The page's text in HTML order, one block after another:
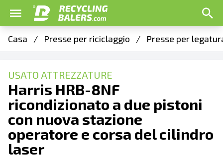
Casa / Presse per riciclaggio / Presse per
USATO ATTREZZATURE
Harris HRB-8NF
ricondizionato a due pistoni
con nuova stazione
operatore e corsa del cilindro
laser